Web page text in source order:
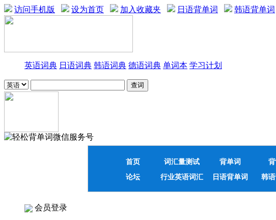
访问手机版 设为首页 加入收藏夹 日语背单词 韩语背单词
英语词典 日语词典 韩语词典 德语词典 单词本 学习计划
首页 词汇量测试 背单词
论坛
行业英语词汇 日语背单词 韩
会员登录